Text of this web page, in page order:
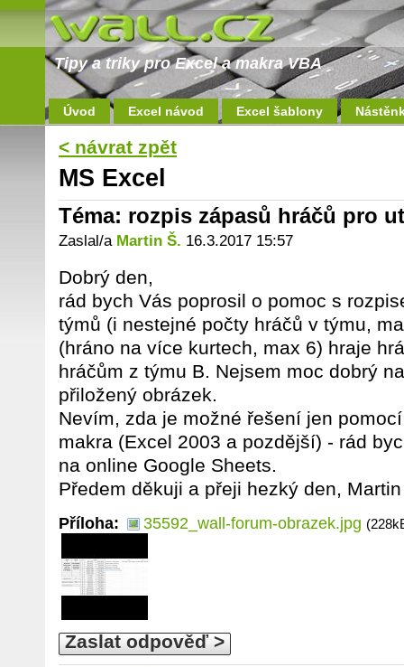
Tipy a triky pro Excel a makra VBA
Úvod Excel návod Excel šablony
< návrat zpět
MS Excel
Téma: rozpis zápasů hráčů pro
Zaslal/a Martin Š. 16.3.2017 15:57
Dobrý den,
rád bych Vás poprosil o pomoc s
týmů (i nestejné počty hráčů v týmu,
(hráno na více kurtech, max 6) hraje
hráčům z týmu B. Nejsem moc dobrý
přiložený obrázek.
Nevím, zda je možné řešení jen
makra (Excel 2003 a pozdější) - rád
na online Google Sheets.
Předem děkuji a přeji hezký den, Martin
Příloha: 35592_wall-forum-obrazek.jpg
Zaslat odpověď >